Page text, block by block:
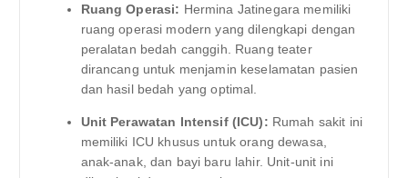
Ruang Operasi: Hermina Jatinegara memiliki
ruang operasi modern yang dilengkapi dengan
peralatan bedah canggih. Ruang teater
dirancang untuk menjamin keselamatan pasien
dan hasil bedah yang optimal.
Unit Perawatan Intensif (ICU): Rumah sakit ini
memiliki ICU khusus untuk orang dewasa,
anak-anak, dan bayi baru lahir. Unit-unit ini